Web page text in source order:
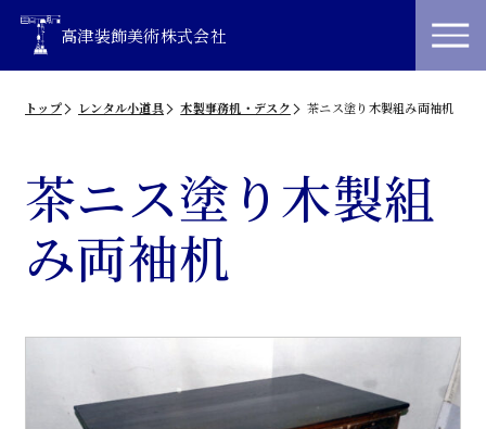
高津装飾美術株式会社
トップ レンタル小道具 木製事務机・デスク 茶ニス塗り木製組み両袖机
茶ニス塗り木製組
み両袖机